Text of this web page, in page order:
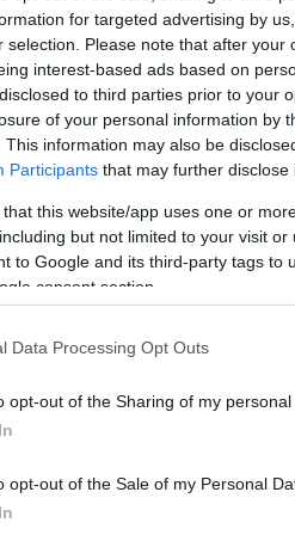
for targeted advertising by
selection. Please note that after
interest-based ads based on
to third parties prior to your
of your personal information by
This information may also be
Participants that may further disclose
that this website/app uses one or
but not limited to your visit
to Google and its third-party tags to
consent section.
Data Processing Opt Outs
opt-out of the Sharing of my personal
opt-out of the Sale of my Personal
σε 7.
οι καταρρακτώδεις
ενός